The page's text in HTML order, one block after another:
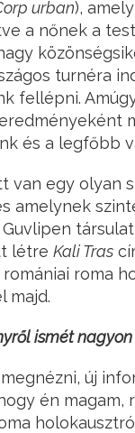
urban),
a nőnek a
turnéra
fellépni.
és a legfőbb
van egy olyan
amelynek
Guvlipen
létre Kali Tras
roma
majd.
ismét
új
én magam,